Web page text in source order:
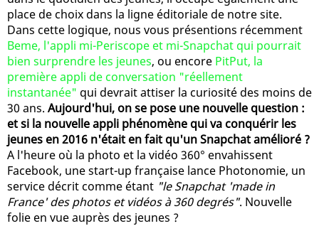
place de choix dans la ligne éditoriale de notre site.
Dans cette logique, nous vous présentions récemment
Beme, l'appli mi-Periscope et mi-Snapchat qui pourrait
bien surprendre les jeunes, ou encore PitPut, la
première appli de conversation "réellement
instantanée" qui devrait attiser la curiosité des moins de
30 ans. Aujourd'hui, on se pose une nouvelle question :
et si la nouvelle appli phénomène qui va conquérir les
jeunes en 2016 n'était en fait qu'un Snapchat amélioré ?
A l'heure où la photo et la vidéo 360° envahissent
Facebook, une start-up française lance Photonomie, un
service décrit comme étant "le Snapchat 'made in
France' des photos et vidéos à 360 degrés". Nouvelle
folie en vue auprès des jeunes ?